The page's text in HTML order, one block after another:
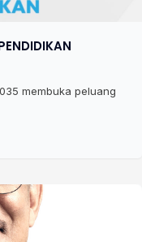
membuka peluang